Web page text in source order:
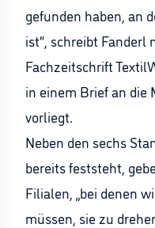
gefunden haben, an
ist“, schreibt Fanderl
Fachzeitschrift
in einem Brief an die
vorliegt.
Neben den sechs
bereits feststeht,
Filialen, „bei denen
müssen, sie zu